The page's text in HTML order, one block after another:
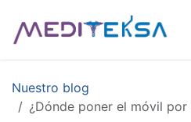
Nuestro blog
¿Dónde poner el móvil por la noche?